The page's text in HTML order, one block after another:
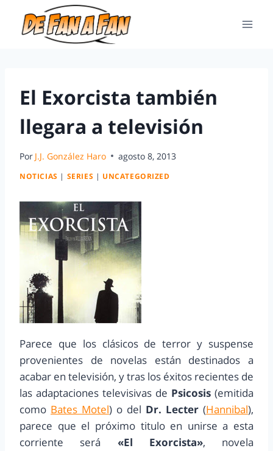
El Exorcista también
llegara a televisión
Por J.J. González Haro agosto 8, 2013
NOTICIAS | SERIES | UNCATEGORIZED
Parece que los clásicos de terror y suspense
provenientes de novelas están destinados a
acabar en televisión, y tras los éxitos recientes de
las adaptaciones televisivas de Psicosis (emitida
como Bates Motel) o del Dr. Lecter (Hannibal),
parece que el próximo titulo en unirse a esta
corriente será «El Exorcista», novela